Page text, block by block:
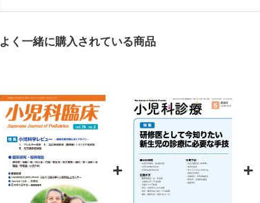
小児外科
呼吸器
Journal Club―抄読会（第116回）
日々のつぶやき―傷害制御考（第16回）
よく一緒に購入されている商品
+ +